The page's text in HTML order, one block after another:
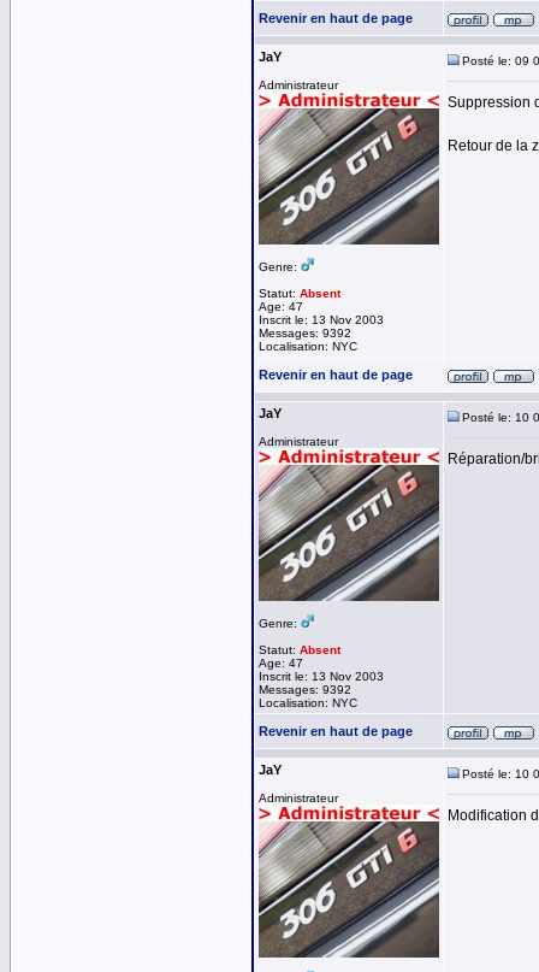
Revenir en haut de page
JaY
Administrateur
Genre:
Statut: Absent
Age: 47
Inscrit le: 13 Nov 2003
Messages: 9392
Localisation: NYC
Posté le: 09
Suppression
Retour de la
Revenir en haut de page
JaY
Administrateur
Genre:
Statut: Absent
Age: 47
Inscrit le: 13 Nov 2003
Messages: 9392
Localisation: NYC
Posté le: 10
Réparation/
Revenir en haut de page
JaY
Administrateur
Posté le: 10
Modification